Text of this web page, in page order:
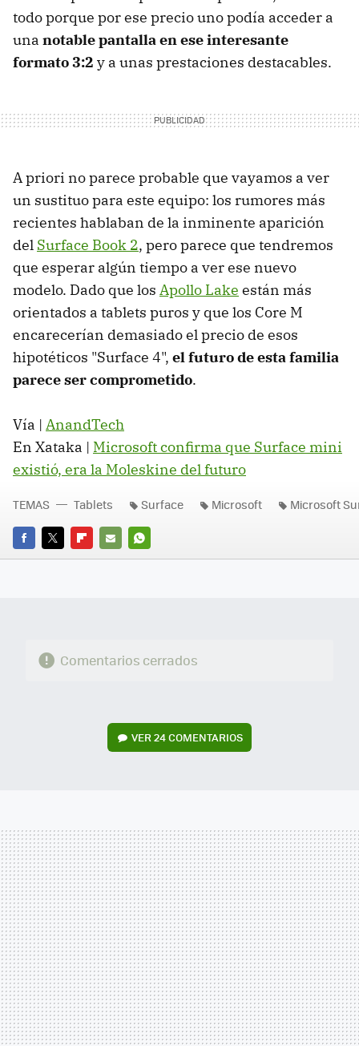
todo porque por ese precio uno podía acceder a
una notable pantalla en ese interesante
formato 3:2 y a unas prestaciones destacables.
A priori no parece probable que vayamos a ver
un sustituo para este equipo: los rumores más
recientes hablaban de la inminente aparición
del Surface Book 2, pero parece que tendremos
que esperar algún tiempo a ver ese nuevo
modelo. Dado que los Apollo Lake están más
orientados a tablets puros y que los Core M
encarecerían demasiado el precio de esos
hipotéticos "Surface 4", el futuro de esta familia
parece ser comprometido.
Vía | AnandTech
En Xataka | Microsoft confirma que Surface mini
existió, era la Moleskine del futuro
FACEBOOK
TWITTERFLIPBOARD
E-
WHATSAPP
TEMAS Tablets Surface Microsoft Microsoft
Comentarios cerrados
VER24 COMENTARIOS